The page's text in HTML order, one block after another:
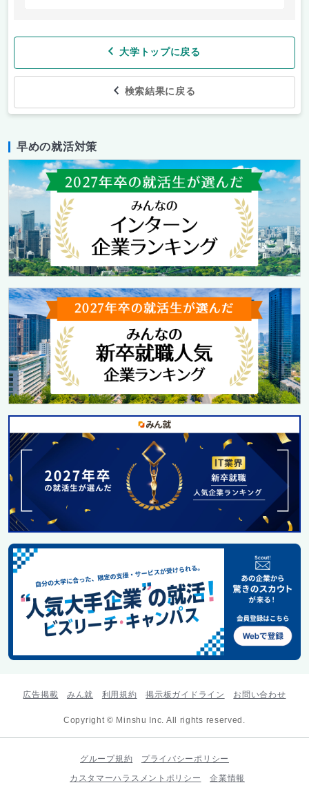
大学トップに戻る
検索結果に戻る
早めの就活対策
広告掲載 みん就 利用規約 掲示板ガイドライン お問い合わせ
Copyright © Minshu Inc. All rights reserved.
グループ規約
プライバシーポリシー
カスタマーハラスメントポリシー
企業情報